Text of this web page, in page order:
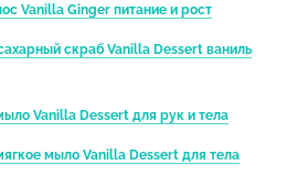
Vanilla Ginger питание и рост
скраб Vanilla Dessert ваниль
Vanilla Dessert для рук и тела
мыло Vanilla Dessert для тела